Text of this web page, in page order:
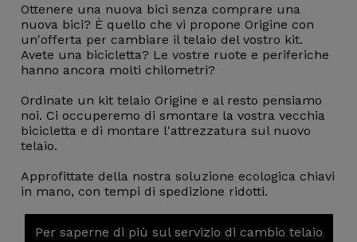
Ottenere una nuova bici senza comprare una
nuova bici? È quello che vi propone Origine con
un'offerta per cambiare il telaio del vostro kit.
Avete una bicicletta? Le vostre ruote e periferiche
hanno ancora molti chilometri?
Ordinate un kit telaio Origine e al resto pensiamo
noi. Ci occuperemo di smontare la vostra vecchia
bicicletta e di montare l'attrezzatura sul nuovo
telaio.
Approfittate della nostra soluzione ecologica chiavi
in mano, con tempi di spedizione ridotti.
Per saperne di più sul servizio di cambio telaio